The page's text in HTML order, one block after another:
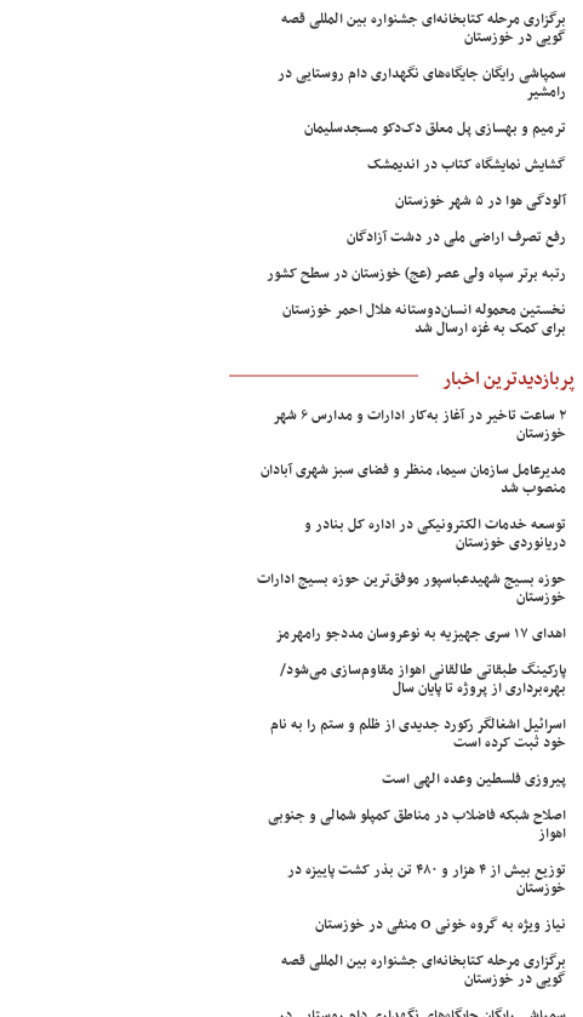
برگزاری مرحله کتابخانه‌ای جشنواره بین المللی قصه
گویی در خوزستان
سمپاشی رایگان جایگاه‌های نگهداری دام روستایی در
رامشیر
ترمیم و بهسازی پل معلق دک‌دکو مسجدسلیمان
گشایش نمایشگاه کتاب در اندیمشک
آلودگی هوا در ۵ شهر خوزستان
رفع تصرف اراضی ملی در دشت آزادگان
رتبه برتر سپاه ولی عصر (عج) خوزستان در سطح کشور
نخستین محموله انسان‌دوستانه هلال احمر خوزستان
برای کمک به غزه ارسال شد
پربازدیدترین اخبار
۲ ساعت تاخیر در آغاز به‌کار ادارات و مدارس ۶ شهر
خوزستان
مدیرعامل سازمان سیما، منظر و فضای سبز شهری آبادان
منصوب شد
توسعه خدمات الکترونیکی در اداره کل بنادر و
دریانوردی خوزستان
حوزه بسیج شهیدعباسپور موفق‌ترین حوزه بسیج ادارات
خوزستان
اهدای ۱۷ سری جهیزیه به نوعروسان مددجو رامهرمز
پارکینگ طبقاتی طالقانی اهواز مقاوم‌سازی می‌شود/
بهره‌برداری از پروژه تا پایان سال
اسرائیل اشغالگر رکورد جدیدی از ظلم و ستم را به نام
خود ثبت کرده است
پیروزی فلسطین وعده الهی است
اصلاح شبکه فاضلاب در مناطق کمپلو شمالی و جنوبی
اهواز
توزیع بیش از ۴ هزار و ۴۸۰ تن بذر کشت پاییزه در
خوزستان
نیاز ویژه به گروه خونی O منفی در خوزستان
برگزاری مرحله کتابخانه‌ای جشنواره بین المللی قصه
گویی در خوزستان